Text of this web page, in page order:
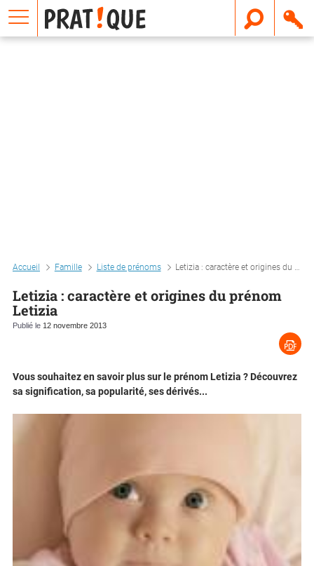
Accueil Famille Liste de prénoms Letizia : caractère et origines du prénom letizia
Letizia : caractère et origines du prénom
Letizia
Publié le 12 novembre 2013
Vous souhaitez en savoir plus sur le prénom Letizia ? Découvrez
sa signification, sa popularité, ses dérivés...
E
m
a